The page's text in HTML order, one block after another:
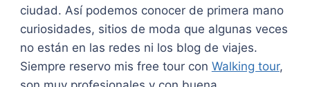
ciudad. Así podemos conocer de primera mano
curiosidades, sitios de moda que algunas veces
no están en las redes ni los blog de viajes.
Siempre reservo mis free tour con Walking tour,